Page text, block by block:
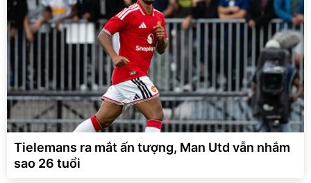
Tielemans ra mắt ấn tượng, Man Utd vẫn nhắm
sao 26 tuổi